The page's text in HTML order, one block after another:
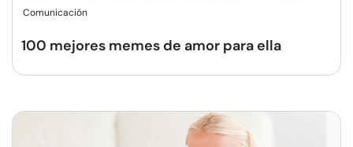
Comunicación
100 mejores memes de amor para ella